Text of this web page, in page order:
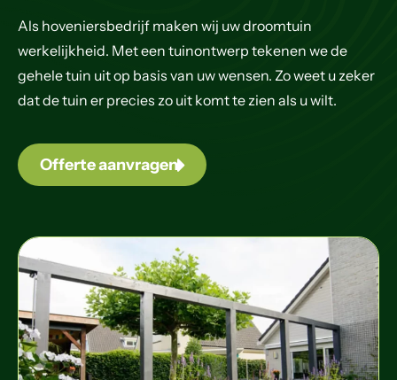
Als hoveniersbedrijf maken wij uw droomtuin
werkelijkheid. Met een tuinontwerp tekenen we de
gehele tuin uit op basis van uw wensen. Zo weet u zeker
dat de tuin er precies zo uit komt te zien als u wilt.
Offerte aanvragen